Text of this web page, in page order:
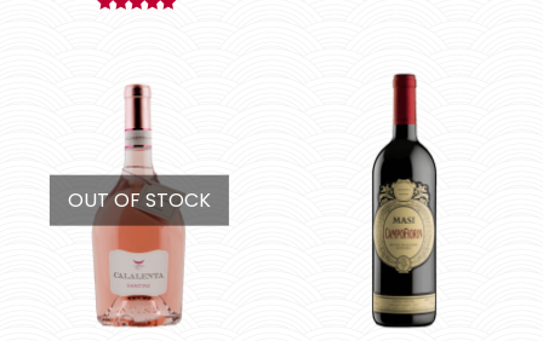
OUT OF STOCK